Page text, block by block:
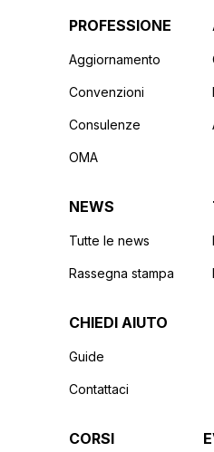
PROFESSIONE
Aggiornamento
Convenzioni
Consulenze
OMA
NEWS
Tutte le news
Rassegna stampa
CHIEDI AIUTO
Guide
Contattaci
CORSI